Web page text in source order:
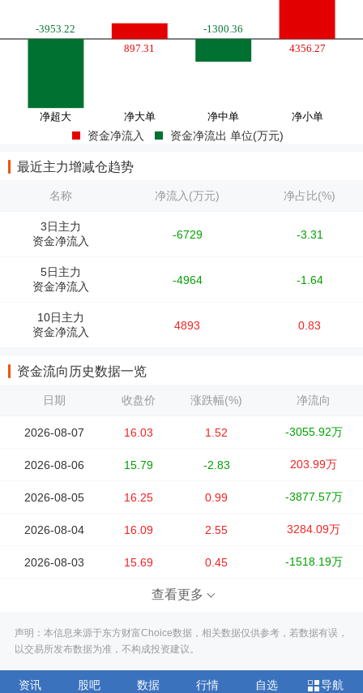
资金净流入 资金净流出 单位(万元)
最近主力增减仓趋势
名称 净流入(万元) 净占比(%)
3日主力
资金净流入
-6729 -3.31
5日主力
资金净流入
-4964 -1.64
10日主力
资金净流入
4893 0.83
资金流向历史数据一览
日期 收盘价 涨跌幅(%) 净流向
2026-08-07 16.03 1.52 -3055.92万
2026-08-06 15.79 -2.83 203.99万
2026-08-05 16.25 0.99 -3877.57万
2026-08-04 16.09 2.55 3284.09万
2026-08-03 15.69 0.45 -1518.19万
查看更多
声明：本信息来源于东方财富Choice数据，相关数据仅供参考，若数据有误，
以交易所发布数据为准，不构成投资建议。
资讯 股吧 数据 行情 自选 导航